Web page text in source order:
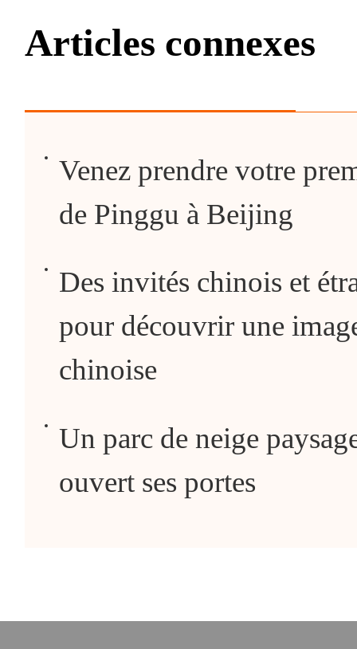
Articles connexes
Venez prendre votre
de Pinggu à Beijing
Des invités chinois et
pour découvrir une
chinoise
Un parc de neige
ouvert ses portes